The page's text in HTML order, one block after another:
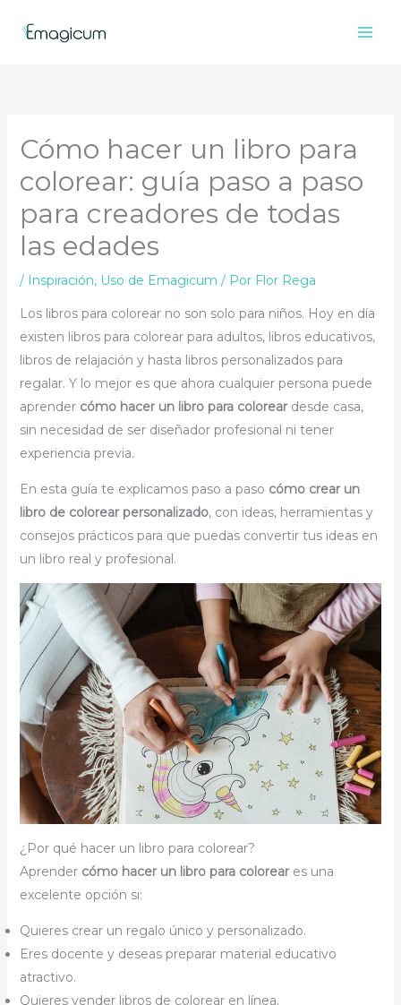
Cómo hacer un libro para
colorear: guía paso a paso
para creadores de todas
las edades
/ Inspiración, Uso de Emagicum / Por Flor Rega
Los libros para colorear no son solo para niños. Hoy en día
existen libros para colorear para adultos, libros educativos,
libros de relajación y hasta libros personalizados para
regalar. Y lo mejor es que ahora cualquier persona puede
aprender cómo hacer un libro para coloreardesde casa,
sin necesidad de ser diseñador profesional ni tener
experiencia previa.
En esta guía te explicamos paso a paso cómo crear un
libro de colorear personalizado, con ideas, herramientas y
consejos prácticos para que puedas convertir tus ideas en
un libro real y profesional.
¿Por qué hacer un libro para colorear?
Aprender cómo hacer un libro para coloreares una
excelente opción si:
Quieres crear un regalo único y personalizado.
Eres docente y deseas preparar material educativo
atractivo.
Quieres vender libros de colorear en línea.